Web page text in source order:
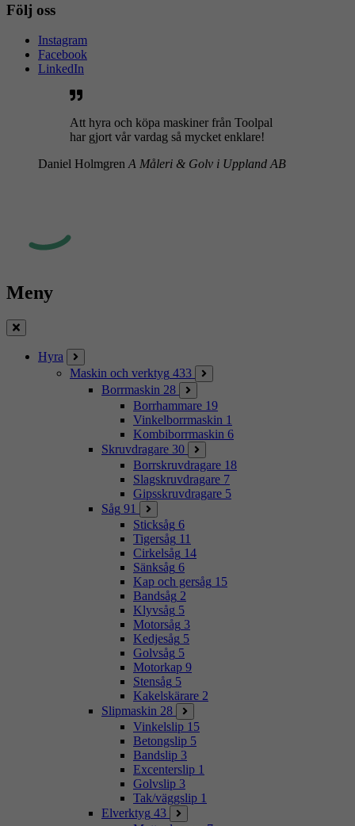
Följ oss
Instagram
Facebook
LinkedIn
Att hyra och köpa maskiner från Toolpal
har gjort vår vardag så mycket enklare!
Daniel Holmgren A Måleri & Golv i Uppland AB
Meny
Stäng
Hyra
Maskin och verktyg 433
Borrmaskin 28
Borrhammare 19
Vinkelborrmaskin 1
Kombiborrmaskin 6
Skruvdragare 30
Borrskruvdragare 18
Slagskruvdragare 7
Gipsskruvdragare 5
Såg 91
Sticksåg 6
Tigersåg 11
Cirkelsåg 14
Sänksåg 6
Kap och gersåg 15
Bandsåg 2
Klyvsåg 5
Motorsåg 3
Kedjesåg 5
Golvsåg 5
Motorkap 9
Stensåg 5
Kakelskärare 2
Slipmaskin 28
Vinkelslip 15
Betongslip 5
Bandslip 3
Excenterslip 1
Golvslip 3
Tak/väggslip 1
Elverktyg 43